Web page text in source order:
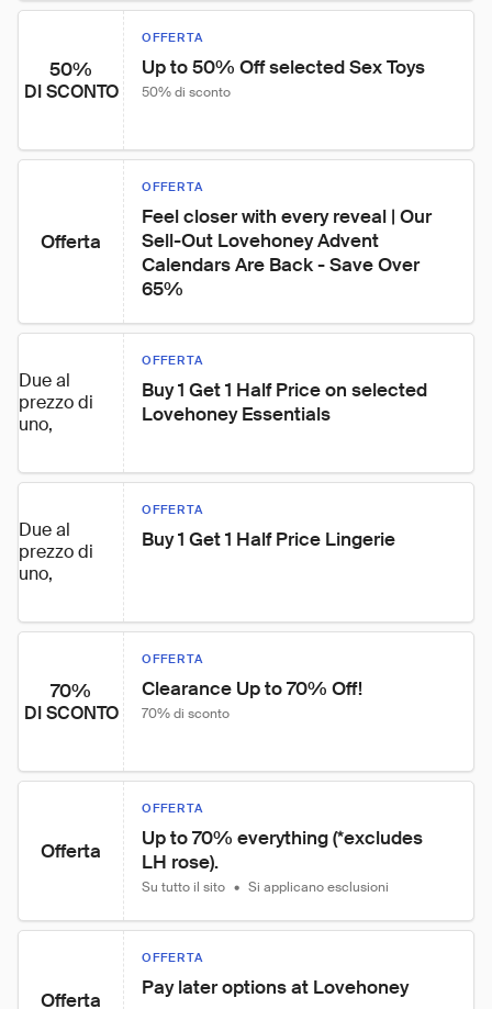
50%
DI SCONTO
OFFERTA
Up to 50% Off selected Sex Toys
50% di sconto
Offerta
OFFERTA
Feel closer with every reveal | Our
Sell-Out Lovehoney Advent
Calendars Are Back - Save Over
65%
Due al
prezzo di
uno,
OFFERTA
Buy 1 Get 1 Half Price on selected
Lovehoney Essentials
Due al
prezzo di
uno,
OFFERTA
Buy 1 Get 1 Half Price Lingerie
70%
DI SCONTO
OFFERTA
Clearance Up to 70% Off!
70% di sconto
Offerta
OFFERTA
Up to 70% everything (*excludes
LH rose).
Su tutto il sito • Si applicano esclusioni
Offerta
OFFERTA
Pay later options at Lovehoney